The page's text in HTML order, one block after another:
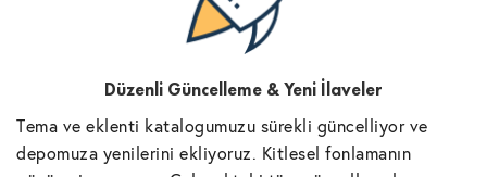
Düzenli Güncelleme & Yeni İlaveler
Tema ve eklenti katalogumuzu sürekli güncelliyor ve
depomuza yenilerini ekliyoruz. Kitlesel fonlamanın